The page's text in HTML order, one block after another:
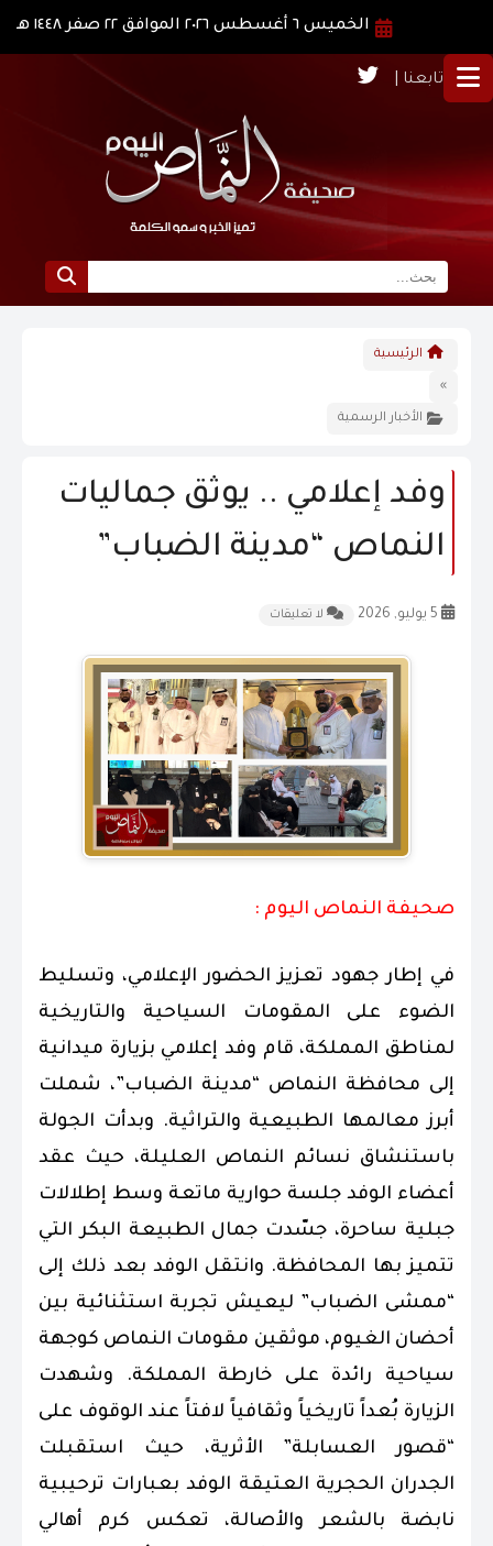
الخميس ٦ أغسطس ٢٠٢٦ الموافق ٢٢ صفر ١٤٤٨ هـ
تابعنا |
نبذة عن النماص
الرؤية و الرسالة
الاخبار
الشكاوى و الاقتراحات
إتصل بنا
الرئيسية
»
الأخبار الرسمية
وفد إعلامي .. يوثق جماليات
النماص “مدينة الضباب”
لا تعليقات
صحيفة النماص اليوم :
في إطار جهود تعزيز الحضور الإعلامي، وتسليط
الضوء على المقومات السياحية والتاريخية
لمناطق المملكة، قام وفد إعلامي بزيارة ميدانية
إلى محافظة النماص “مدينة الضباب”، شملت
أبرز معالمها الطبيعية والتراثية. وبدأت الجولة
باستنشاق نسائم النماص العليلة، حيث عقد
أعضاء الوفد جلسة حوارية ماتعة وسط إطلالات
جبلية ساحرة، جسّدت جمال الطبيعة البكر التي
تتميز بها المحافظة. وانتقل الوفد بعد ذلك إلى
“ممشى الضباب” ليعيش تجربة استثنائية بين
أحضان الغيوم، موثقين مقومات النماص كوجهة
سياحية رائدة على خارطة المملكة. وشهدت
الزيارة بُعداً تاريخياً وثقافياً لافتاً عند الوقوف على
“قصور العسابلة” الأثرية، حيث استقبلت
الجدران الحجرية العتيقة الوفد بعبارات ترحيبية
نابضة بالشعر والأصالة، تعكس كرم أهالي